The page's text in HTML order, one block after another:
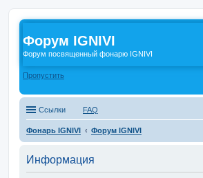
Форум IGNIVI
Форум посвященный фонарю IGNIVI
Пропустить
Ссылки FAQ
Фонарь IGNIVI Форум IGNIVI
Информация